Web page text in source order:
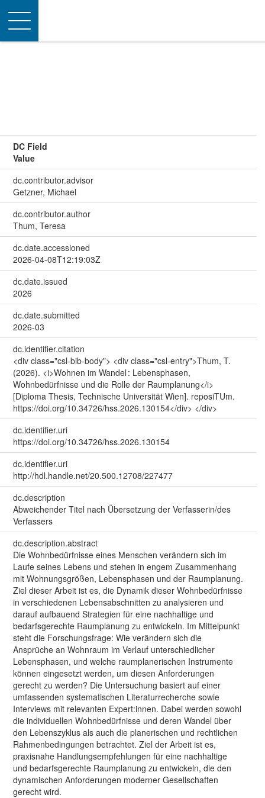
Toggle
navigation
DC Field
Value
dc.contributor.advisor
Getzner, Michael
dc.contributor.author
Thum, Teresa
dc.date.accessioned
2026-04-08T12:19:03Z
dc.date.issued
2026
dc.date.submitted
2026-03
dc.identifier.citation
<div class="csl-bib-body"> <div class="csl-entry">Thum, T.
(2026). <i>Wohnen im Wandel : Lebensphasen,
Wohnbedürfnisse und die Rolle der Raumplanung</i>
[Diploma Thesis, Technische Universität Wien]. reposiTUm.
https://doi.org/10.34726/hss.2026.130154</div> </div>
dc.identifier.uri
https://doi.org/10.34726/hss.2026.130154
dc.identifier.uri
http://hdl.handle.net/20.500.12708/227477
dc.description
Abweichender Titel nach Übersetzung der Verfasserin/des
Verfassers
dc.description.abstract
Die Wohnbedürfnisse eines Menschen verändern sich im
Laufe seines Lebens und stehen in engem Zusammenhang
mit Wohnungsgrößen, Lebensphasen und der Raumplanung.
Ziel dieser Arbeit ist es, die Dynamik dieser Wohnbedürfnisse
in verschiedenen Lebensabschnitten zu analysieren und
darauf aufbauend Strategien für eine nachhaltige und
bedarfsgerechte Raumplanung zu entwickeln. Im Mittelpunkt
steht die Forschungsfrage: Wie verändern sich die
Ansprüche an Wohnraum im Verlauf unterschiedlicher
Lebensphasen, und welche raumplanerischen Instrumente
können eingesetzt werden, um diesen Anforderungen
gerecht zu werden? Die Untersuchung basiert auf einer
umfassenden systematischen Literaturrecherche sowie
Interviews mit relevanten Expert:innen. Dabei werden sowohl
die individuellen Wohnbedürfnisse und deren Wandel über
den Lebenszyklus als auch die planerischen und rechtlichen
Rahmenbedingungen betrachtet. Ziel der Arbeit ist es,
praxisnahe Handlungsempfehlungen für eine nachhaltige
und bedarfsgerechte Raumplanung zu entwickeln, die den
dynamischen Anforderungen moderner Gesellschaften
gerecht wird.